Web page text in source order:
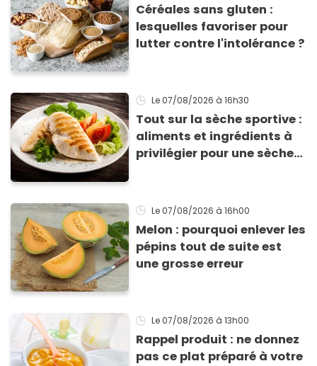
Céréales sans gluten :
lesquelles favoriser pour
lutter contre l'intolérance ?
Le 07/08/2026 à 16h30
Tout sur la sèche sportive :
aliments et ingrédients à
privilégier pour une sèche
Le 07/08/2026 à 16h00
Melon : pourquoi enlever les
pépins tout de suite est
une grosse erreur
Le 07/08/2026 à 13h00
Rappel produit : ne donnez
pas ce plat préparé à votre